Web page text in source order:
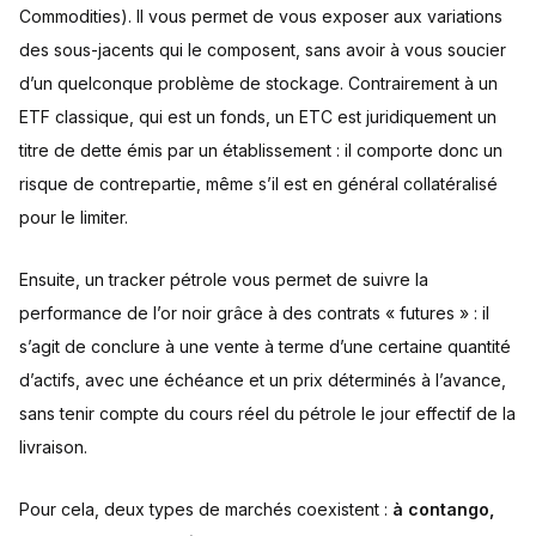
Commodities). Il vous permet de vous exposer aux variations
des sous-jacents qui le composent, sans avoir à vous soucier
d’un quelconque problème de stockage. Contrairement à un
ETF classique, qui est un fonds, un ETC est juridiquement un
titre de dette émis par un établissement : il comporte donc un
risque de contrepartie, même s’il est en général collatéralisé
pour le limiter.
Ensuite, un tracker pétrole vous permet de suivre la
performance de l’or noir grâce à des contrats « futures » : il
s’agit de conclure à une vente à terme d’une certaine quantité
d’actifs, avec une échéance et un prix déterminés à l’avance,
sans tenir compte du cours réel du pétrole le jour effectif de la
livraison.
Pour cela, deux types de marchés coexistent : à contango,